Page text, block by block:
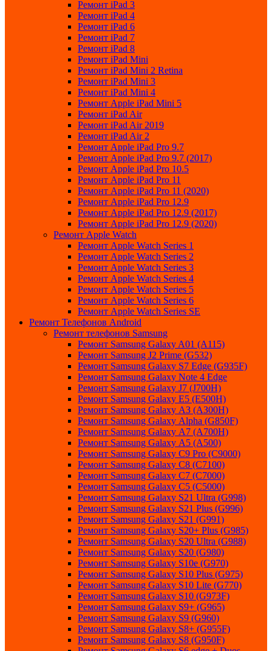
Ремонт iPad 3
Ремонт iPad 4
Ремонт iPad 6
Ремонт iPad 7
Ремонт iPad 8
Ремонт iPad Mini
Ремонт iPad Mini 2 Retina
Ремонт iPad Mini 3
Ремонт iPad Mini 4
Ремонт Apple iPad Mini 5
Ремонт iPad Air
Ремонт iPad Air 2019
Ремонт iPad Air 2
Ремонт Apple iPad Pro 9.7
Ремонт Apple iPad Pro 9.7 (2017)
Ремонт Apple iPad Pro 10.5
Ремонт Apple iPad Pro 11
Ремонт Apple iPad Pro 11 (2020)
Ремонт Apple iPad Pro 12.9
Ремонт Apple iPad Pro 12.9 (2017)
Ремонт Apple iPad Pro 12.9 (2020)
Ремонт Apple Watch
Ремонт Apple Watch Series 1
Ремонт Apple Watch Series 2
Ремонт Apple Watch Series 3
Ремонт Apple Watch Series 4
Ремонт Apple Watch Series 5
Ремонт Apple Watch Series 6
Ремонт Apple Watch Series SE
Ремонт Телефонов Android
Ремонт телефонов Samsung
Ремонт Samsung Galaxy A01 (A115)
Ремонт Samsung J2 Prime (G532)
Ремонт Samsung Galaxу S7 Edge (G9З5F)
Ремонт Samsung Galaxу Note 4 Edge
Ремонт Samsung Galaxу J7 (J700H)
Ремонт Samsung Galaxу E5 (E500H)
Ремонт Samsung Galaxу AЗ (AЗ00H)
Ремонт Samsung Galaxу Alpha (G850F)
Ремонт Samsung Galaxу A7 (A700H)
Ремонт Samsung Galaxу A5 (A500)
Ремонт Samsung Galaxy С9 Pro (C9000)
Ремонт Samsung Galaxy С8 (C7100)
Ремонт Samsung Galaxy С7 (C7000)
Ремонт Samsung Galaxy С5 (C5000)
Ремонт Samsung Galaxy S21 Ultra (G998)
Ремонт Samsung Galaxy S21 Plus (G996)
Ремонт Samsung Galaxy S21 (G991)
Ремонт Samsung Galaxy S20+ Plus (G985)
Ремонт Samsung Galaxy S20 Ultra (G988)
Ремонт Samsung Galaxy S20 (G980)
Ремонт Samsung Galaxy S10e (G970)
Ремонт Samsung Galaxy S10 Plus (G975)
Ремонт Samsung Galaxy S10 Lite (G770)
Ремонт Samsung Galaxy S10 (G973F)
Ремонт Samsung Galaxy S9+ (G965)
Ремонт Samsung Galaxy S9 (G960)
Ремонт Samsung Galaxy S8+ (G955F)
Ремонт Samsung Galaxy S8 (G950F)